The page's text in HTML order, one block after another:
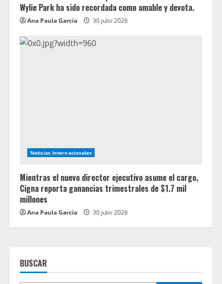
Wylie Park ha sido recordada como amable y devota.
Ana Paula García 30 julio 2026
Noticias Internacionales
Mientras el nuevo director ejecutivo asume el cargo,
Cigna reporta ganancias trimestrales de $1.7 mil
millones
Ana Paula García 30 julio 2026
BUSCAR